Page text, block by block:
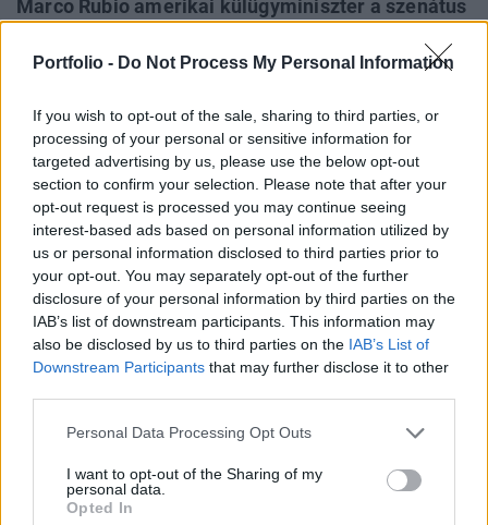
Portfolio - Do Not Process My Personal Information
If you wish to opt-out of the sale, sharing to third parties, or
processing of your personal or sensitive information for
targeted advertising by us, please use the below opt-out
section to confirm your selection. Please note that after your
opt-out request is processed you may continue seeing
interest-based ads based on personal information utilized by
us or personal information disclosed to third parties prior to
your opt-out. You may separately opt-out of the further
disclosure of your personal information by third parties on the
IAB’s list of downstream participants. This information may
also be disclosed by us to third parties on the IAB’s List of
Downstream Participants that may further disclose it to other
Personal Data Processing Opt Outs
I want to opt-out of the Sharing of my
personal data.
Opted In
Marco Rubio amerikai külügyminiszter a szenátus
pusztító ebolajárvány következtében született,
szervezet támogatását.
Marco Rubio közölte, hogy a külügyminisztérium már
hetekkel ezelőtt a kapcsolatok újrafelvétele mellett döntött
a genfi székhelyű szervezettel. A szövetség a világ
legszegényebb országainak segít a vakcinák
beszerzésében, emellett a járványok elleni védekezésben is
aktívan részt vesz. Jelenleg például 50 millió dollárral
támogatja a Kongói Demokratikus Köztársaságban...
KEDVES OLVASÓNK!
A keresett cikk a portfolio.hu hírarchívumához
regisztrációhoz kötött.